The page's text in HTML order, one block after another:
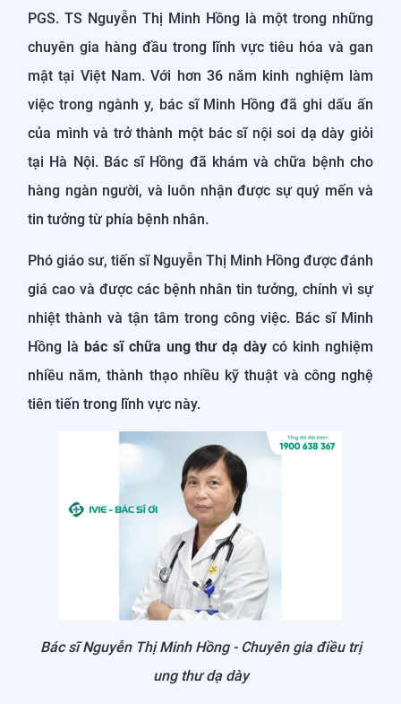
PGS. TS Nguyễn Thị Minh Hồng là một trong những
chuyên gia hàng đầu trong lĩnh vực tiêu hóa và gan
mật tại Việt Nam. Với hơn 36 năm kinh nghiệm làm
việc trong ngành y, bác sĩ Minh Hồng đã ghi dấu ấn
của mình và trở thành một bác sĩ nội soi dạ dày giỏi
tại Hà Nội. Bác sĩ Hồng đã khám và chữa bệnh cho
hàng ngàn người, và luôn nhận được sự quý mến và
tin tưởng từ phía bệnh nhân.
Phó giáo sư, tiến sĩ Nguyễn Thị Minh Hồng được đánh
giá cao và được các bệnh nhân tin tưởng, chính vì sự
nhiệt thành và tận tâm trong công việc. Bác sĩ Minh
Hồng là bác sĩ chữa ung thư dạ dày có kinh nghiệm
nhiều năm, thành thạo nhiều kỹ thuật và công nghệ
tiên tiến trong lĩnh vực này.
Bác sĩ Nguyễn Thị Minh Hồng - Chuyên gia điều trị
ung thư dạ dày